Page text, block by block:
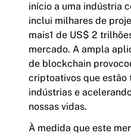
HASH11 Nasdaq CME
Bitcoin
Ethereum
SOLH11 Solana
XRPH11 XRP
Inscreva-se na
/subscription
O melhor de toda nossa
dedo pelos nossos
início a uma indústria
inclui milhares de
mais1 de US$ 2
mercado. A ampla
de blockchain
criptoativos que estão
indústrias e
nossas vidas.
À medida que este